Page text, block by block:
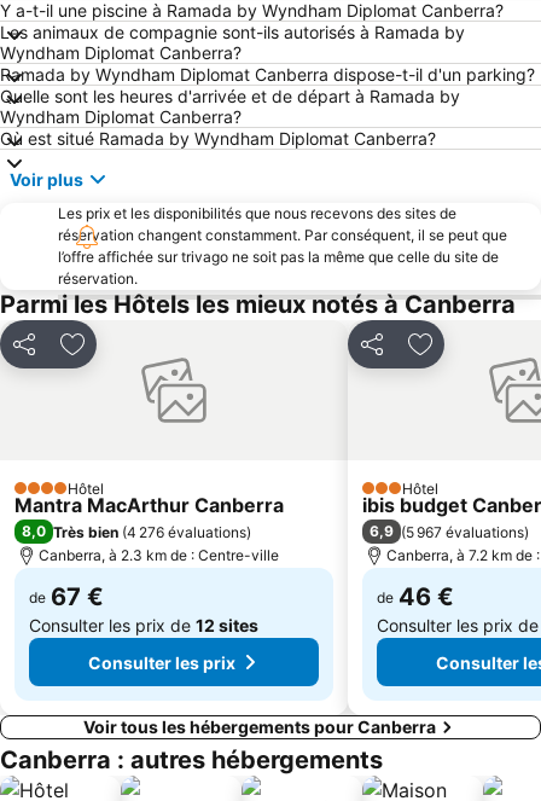
Y a-t-il une piscine à Ramada by Wyndham Diplomat Canberra?
Les animaux de compagnie sont-ils autorisés à Ramada by
Wyndham Diplomat Canberra?
Ramada by Wyndham Diplomat Canberra dispose-t-il d'un parking?
Quelle sont les heures d'arrivée et de départ à Ramada by
Wyndham Diplomat Canberra?
Où est situé Ramada by Wyndham Diplomat Canberra?
Voir plus
Les prix et les disponibilités que nous recevons des sites de
réservation changent constamment. Par conséquent, il se peut que
l’offre affichée sur trivago ne soit pas la même que celle du site de
réservation.
Parmi les Hôtels les mieux notés à Canberra
PartagerAjouter à mes favoris
4 ÉtoilesHôtel
Mantra MacArthur Canberra
8,0 Très bien (4 276 évaluations)
Canberra, à 2.3 km de : Centre-ville
de 67 €
Consulter les prix de 12 sites
Consulter les prix
PartagerAjouter à
3 Étoiles
Hôtel
ibis budget
6,9 (5 967 évaluations)
Canberra, à 7.2 km de
de 46 €
Consulter les prix
Consulter
Voir tous les hébergements pour Canberra
Canberra : autres hébergements